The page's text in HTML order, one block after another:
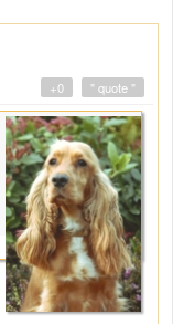
" quote "
+0